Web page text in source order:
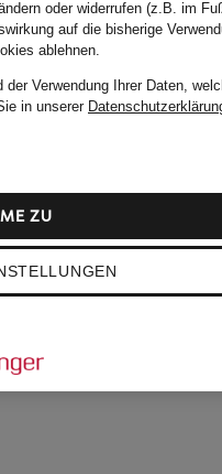
oder widerrufen (z.B. im
auf die bisherige
ablehnen.
Verwendung Ihrer Daten,
in unserer
ZU